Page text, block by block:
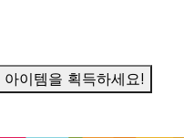
이템을 획득하세요!